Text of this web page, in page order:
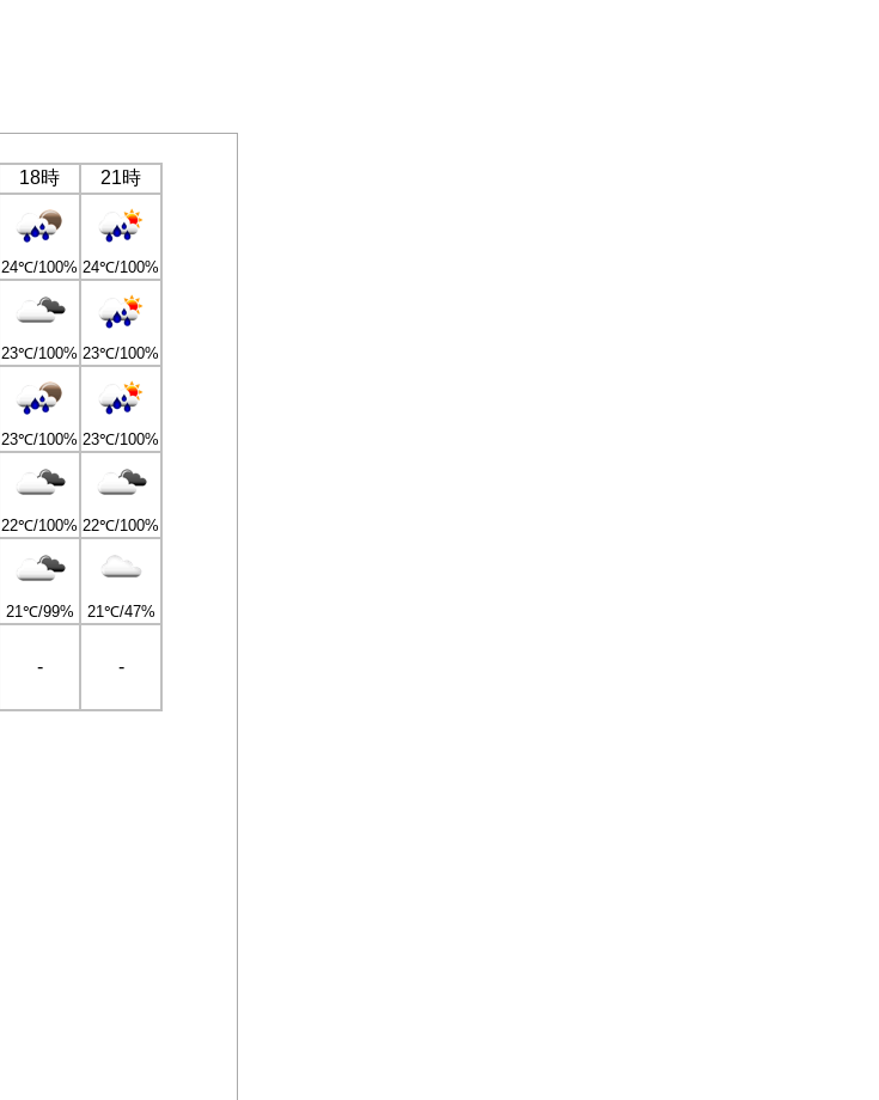
18時 21時
24℃/100% 24℃/100%
23℃/100% 23℃/100%
23℃/100% 23℃/100%
22℃/100% 22℃/100%
21℃/99% 21℃/47%
- -